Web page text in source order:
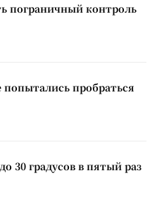
пограничный контроль
пробраться
30 градусов в пятый раз